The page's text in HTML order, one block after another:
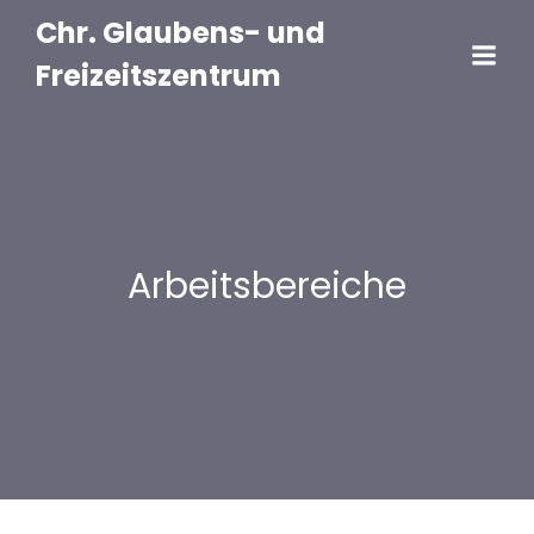
Chr. Glaubens- und
Freizeitszentrum
Arbeitsbereiche